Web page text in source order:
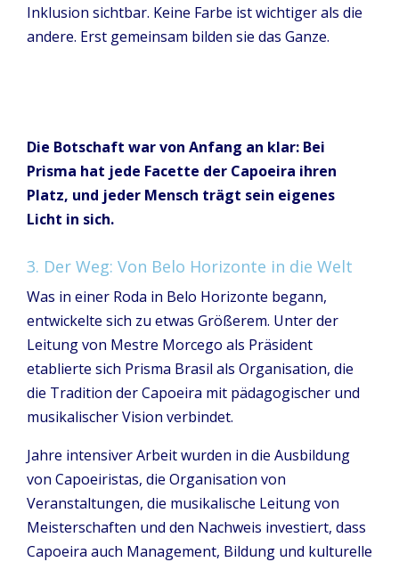
Inklusion sichtbar. Keine Farbe ist wichtiger als die
andere. Erst gemeinsam bilden sie das Ganze.
Die Botschaft war von Anfang an klar: Bei
Prisma hat jede Facette der Capoeira ihren
Platz, und jeder Mensch trägt sein eigenes
Licht in sich.
3. Der Weg: Von Belo Horizonte in die Welt
Was in einer Roda in Belo Horizonte begann,
entwickelte sich zu etwas Größerem. Unter der
Leitung von Mestre Morcego als Präsident
etablierte sich Prisma Brasil als Organisation, die
die Tradition der Capoeira mit pädagogischer und
musikalischer Vision verbindet.
Jahre intensiver Arbeit wurden in die Ausbildung
von Capoeiristas, die Organisation von
Veranstaltungen, die musikalische Leitung von
Meisterschaften und den Nachweis investiert, dass
Capoeira auch Management, Bildung und kulturelle